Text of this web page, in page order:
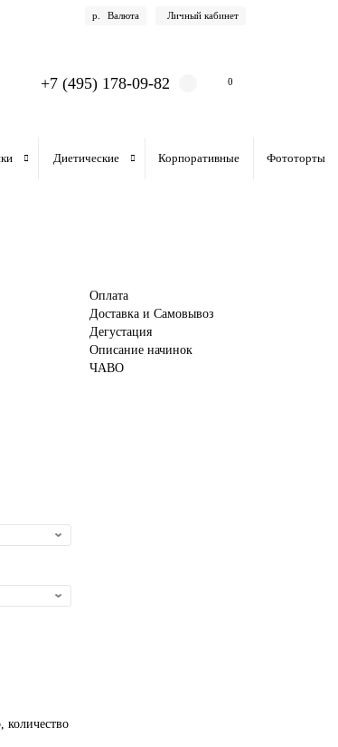
р. Валюта Личный кабинет
+7 (495) 178-09-82 0
Диетические Корпоративные Фототорты
количество
Оплата
Доставка и Самовывоз
Дегустация
Описание начинок
ЧАВО